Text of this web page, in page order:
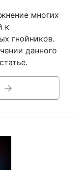
многих
к
гнойников.
данного
→